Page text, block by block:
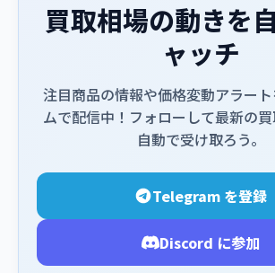
買取相場の動きを
ャッチ
注目商品の情報や価格変動アラー
ムで配信中！フォローして最新の
自動で受け取ろう。
Telegram を登録
Discord に参加